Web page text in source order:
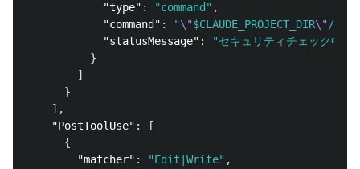
"type" : "command" ,
"command" : "\"$CLAUDE_PROJECT_DIR\"/
"statusMessage" :
"セキュリティチェック中
}
]
}
],
"PostToolUse" :
[
{
"matcher" : "Edit|Write" ,